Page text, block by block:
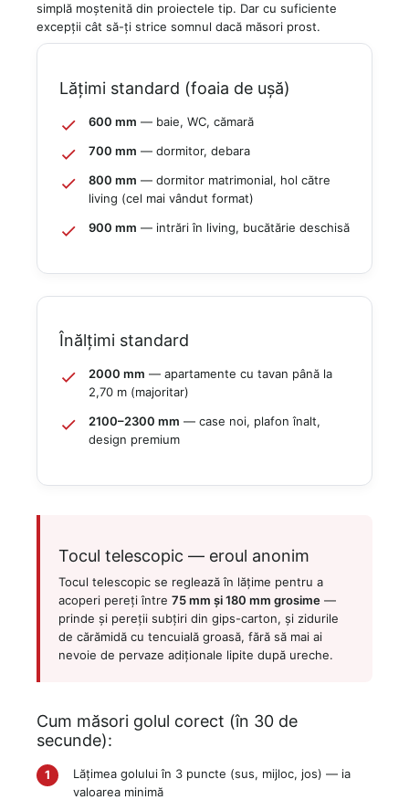
simplă moștenită din proiectele tip. Dar cu suficiente
excepții cât să-ți strice somnul dacă măsori prost.
Lățimi standard (foaia de ușă)
600 mm — baie, WC, cămară
700 mm — dormitor, debara
800 mm — dormitor matrimonial, hol către
living (cel mai vândut format)
900 mm — intrări în living, bucătărie deschisă
Înălțimi standard
2000 mm — apartamente cu tavan până la
2,70 m (majoritar)
2100–2300 mm — case noi, plafon înalt,
design premium
Tocul telescopic — eroul anonim
Tocul telescopic se reglează în lățime pentru a
acoperi pereți între 75 mm și 180 mm grosime —
prinde și pereții subțiri din gips-carton, și zidurile
de cărămidă cu tencuială groasă, fără să mai ai
nevoie de pervaze adiționale lipite după ureche.
Cum măsori golul corect (în 30 de
secunde):
Lățimea golului în 3 puncte (sus, mijloc, jos) — ia
valoarea minimă